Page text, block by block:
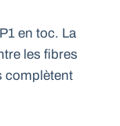
en toc. La
les fibres
complètent